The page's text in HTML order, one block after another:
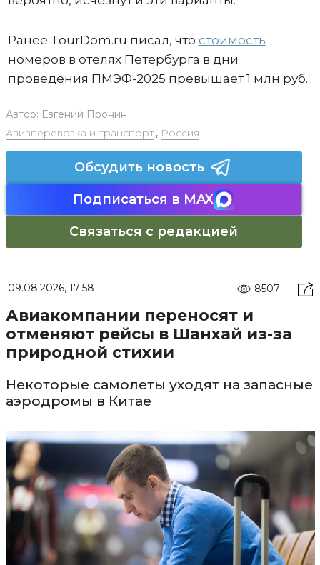
Ранее TourDom.ru писал, что стоимость
номеров в отелях Петербурга в дни
проведения ПМЭФ-2025 превышает 1 млн руб.
Автор: Евгений Пронин
Авиаперевозка и транспорт, Россия
Обсудить новость
Подписаться в MAX
Связаться с редакцией
09.08.2026, 17:58 8507
Авиакомпании переносят и
отменяют рейсы в Шанхай из-за
природной стихии
Некоторые самолеты уходят на запасные
аэродромы в Китае